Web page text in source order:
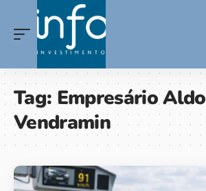
Tag:Empresário Aldo
Vendramin